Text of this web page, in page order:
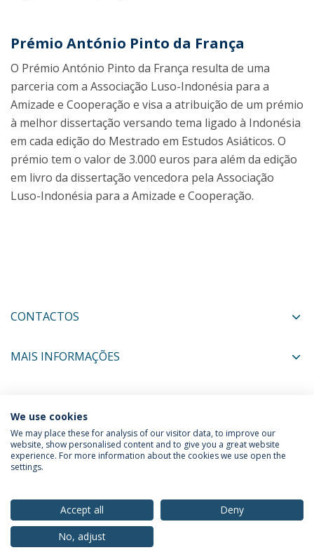
Prémio António Pinto da França
O Prémio António Pinto da França resulta de uma
parceria com a Associação Luso-Indonésia para a
Amizade e Cooperação e visa a atribuição de um prémio
à melhor dissertação versando tema ligado à Indonésia
em cada edição do Mestrado em Estudos Asiáticos. O
prémio tem o valor de 3.000 euros para além da edição
em livro da dissertação vencedora pela Associação
Luso-Indonésia para a Amizade e Cooperação.
CONTACTOS
MAIS INFORMAÇÕES
COORDENADORES
Política de Privacidade
Termos & Condições
© 2026 Universidade Católica Portuguesa
We use cookies
We may place these for analysis of our visitor data, to improve our
website, show personalised content and to give you a great website
experience. For more information about the cookies we use open the
settings.
Accept all
Deny
No, adjust